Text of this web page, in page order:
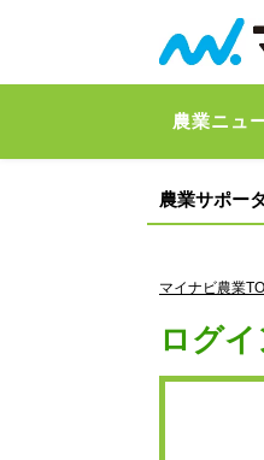
農業ニュ
農業サポー
マイナビ農業
ログイ